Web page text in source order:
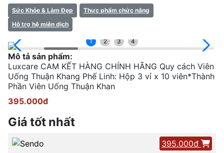
Sức Khỏe & Làm Đẹp
Thực phẩm chức năng
Hỗ trợ hệ miễn dịch
1 2 3 4
Mô tả sản phẩm:
Luxcare CAM KẾT HÀNG CHÍNH HÃNG Quy cách Viên
Uống Thuận Khang Phế Linh: Hộp 3 vỉ x 10 viên*Thành
Phần Viên Uống Thuận Khan
395.000đ
Giá tốt nhất
395.000đ